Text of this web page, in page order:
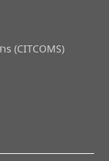
ร (CITCOMS)